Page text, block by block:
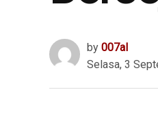
by 007al
Selasa, 3